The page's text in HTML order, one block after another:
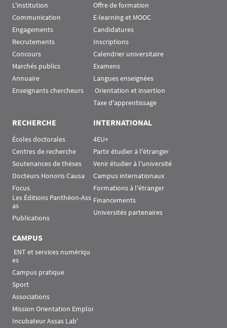
L'institution
Communication
Engagements
Recrutements
Concours
Marchés publics
Annuaire
Enseignants chercheurs
Offre de formation
E-learning et MOOC
Candidatures
Inscriptions
Calendrier universitaire
Examens
Langues enseignées
Orientation et insertion
Taxe d'apprentissage
RECHERCHE
Écoles doctorales
Centres de recherche
Soutenances de thèses
Docteurs Honoris Causa
Focus
Les Éditions Panthéon-Ass
as
Publications
INTERNATIONAL
4EU+
Partir étudier à l'étranger
Venir étudier à l'université
Campus internationaux
Formations à l'étranger
Financements
Universités partenaires
CAMPUS
es
Campus pratique
Sport
Associations
Mission Orientation Emploi
Incubateur Assas Lab'